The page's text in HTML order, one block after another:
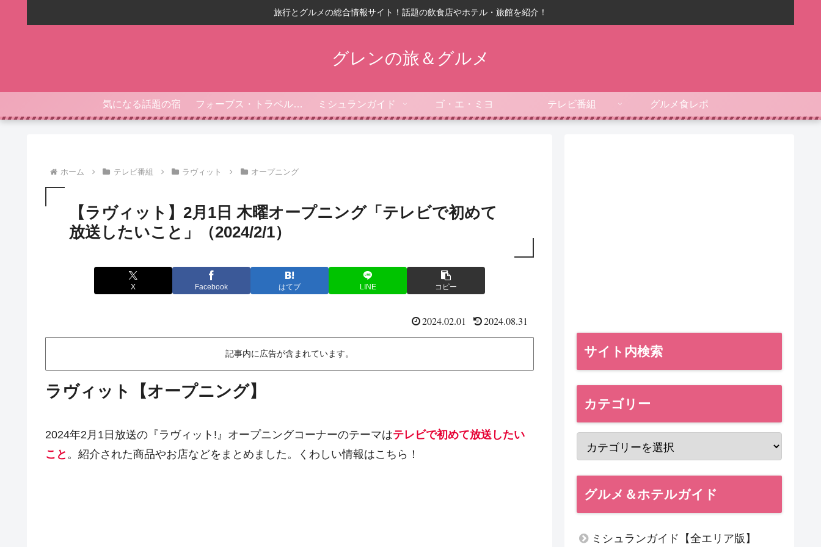
旅行とグルメの総合情報サイト！話題の飲食店やホテル・旅館を紹介！
グレンの旅＆グルメ
気になる話題の宿 フォーブス・トラベルガイド ミシュランガイド ゴ・エ・ミヨ テレビ番組 グルメ食レポ
ホーム テレビ番組 ラヴィット オープニング
【ラヴィット】2月1日 木曜オープニング「テレビで初めて
放送したいこと」（2024/2/1）
X Facebook はてブ LINE コピー
2024.02.01 2024.08.31
記事内に広告が含まれています。
ラヴィット【オープニング】
2024年2月1日放送の『ラヴィット!』オープニングコーナーのテーマはテレビで初めて放送したい
こと 。紹介された商品やお店などをまとめました。くわしい情報はこちら！
サイト内検索
カテゴリー
グルメ＆ホテルガイド
ミシュランガイド【全エリア版】